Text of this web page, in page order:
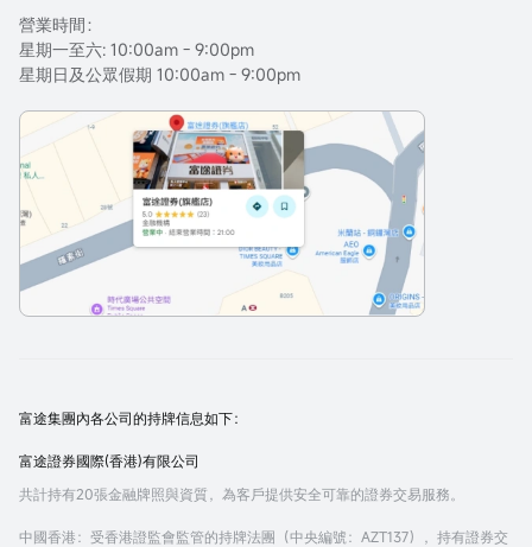
營業時間：
星期一至六: 10:00am - 9:00pm
星期日及公眾假期 10:00am - 9:00pm
富途集團內各公司的持牌信息如下：
富途證券國際(香港)有限公司
共計持有20張金融牌照與資質，為客戶提供安全可靠的證券交易服務。
中國香港：受香港證監會監管的持牌法團（中央編號：AZT137），持有證券交